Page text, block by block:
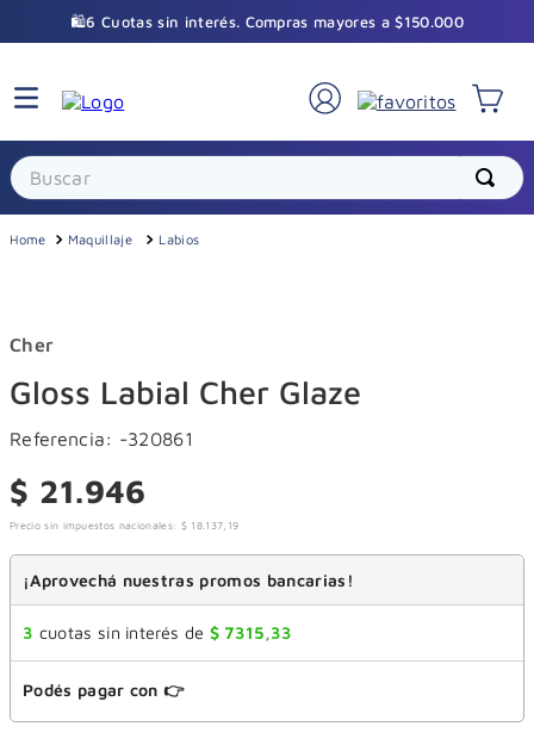
🛍️6 Cuotas sin interés. Compras mayores a $150.000
Buscar
Maquillaje Labios
Cher
Gloss Labial Cher Glaze
Referencia: -320861
$ 21.946
Precio sin impuestos nacionales: $ 18.137, 19
¡Aprovechá nuestras promos bancarias!
3 cuotas sin interés de $ 7315,33
Podés pagar con 👉